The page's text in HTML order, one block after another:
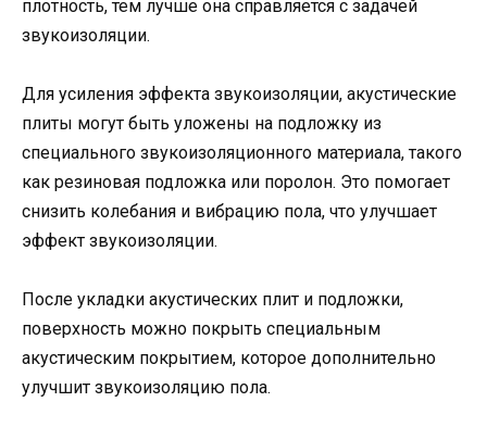
плотность, тем лучше она справляется с задачей
звукоизоляции.
Для усиления эффекта звукоизоляции, акустические
плиты могут быть уложены на подложку из
специального звукоизоляционного материала, такого
как резиновая подложка или поролон. Это помогает
снизить колебания и вибрацию пола, что улучшает
эффект звукоизоляции.
После укладки акустических плит и подложки,
поверхность можно покрыть специальным
акустическим покрытием, которое дополнительно
улучшит звукоизоляцию пола.